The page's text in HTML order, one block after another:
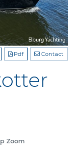
Contact
Pdf
Zoom